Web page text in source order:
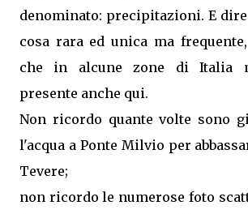
denominato: precipitazioni. E
cosa rara ed unica ma
che in alcune zone di Italia
presente anche qui.
Non ricordo quante volte sono
l'acqua a Ponte Milvio per
Tevere;
non ricordo le numerose foto